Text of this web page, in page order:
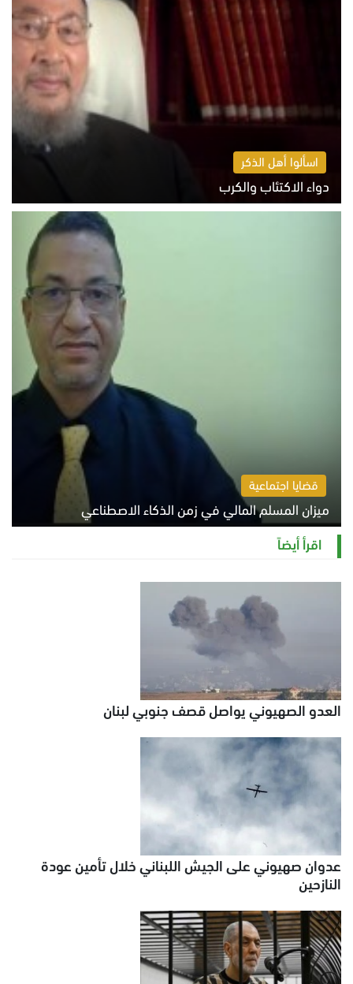
اسألوا أهل الذكر
دواء الاكتئاب والكرب
السبت 8 أغسطس 2026 10:54 ص
قضايا اجتماعية
ميزان المسلم المالي في زمن الذكاء الاصطناعي
السبت 8 أغسطس 2026 11:21 ص
اقرأ أيضاً
العدو الصهيوني يواصل قصف جنوبي لبنان
عدوان صهيوني على الجيش اللبناني خلال تأمين عودة
النازحين